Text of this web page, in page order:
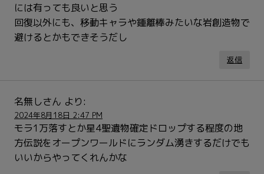
には有っても良いと思う
回復以外にも、移動キャラや鍾離棒みたいな岩創造物で
避けるとかもできそうだし
返信
名無しさん より:
2024年8月18日 2:47 PM
モラ1万落すとか星4聖遺物確定ドロップする程度の地
方伝説をオープンワールドにランダム湧きするだけでも
いいからやってくれんかな